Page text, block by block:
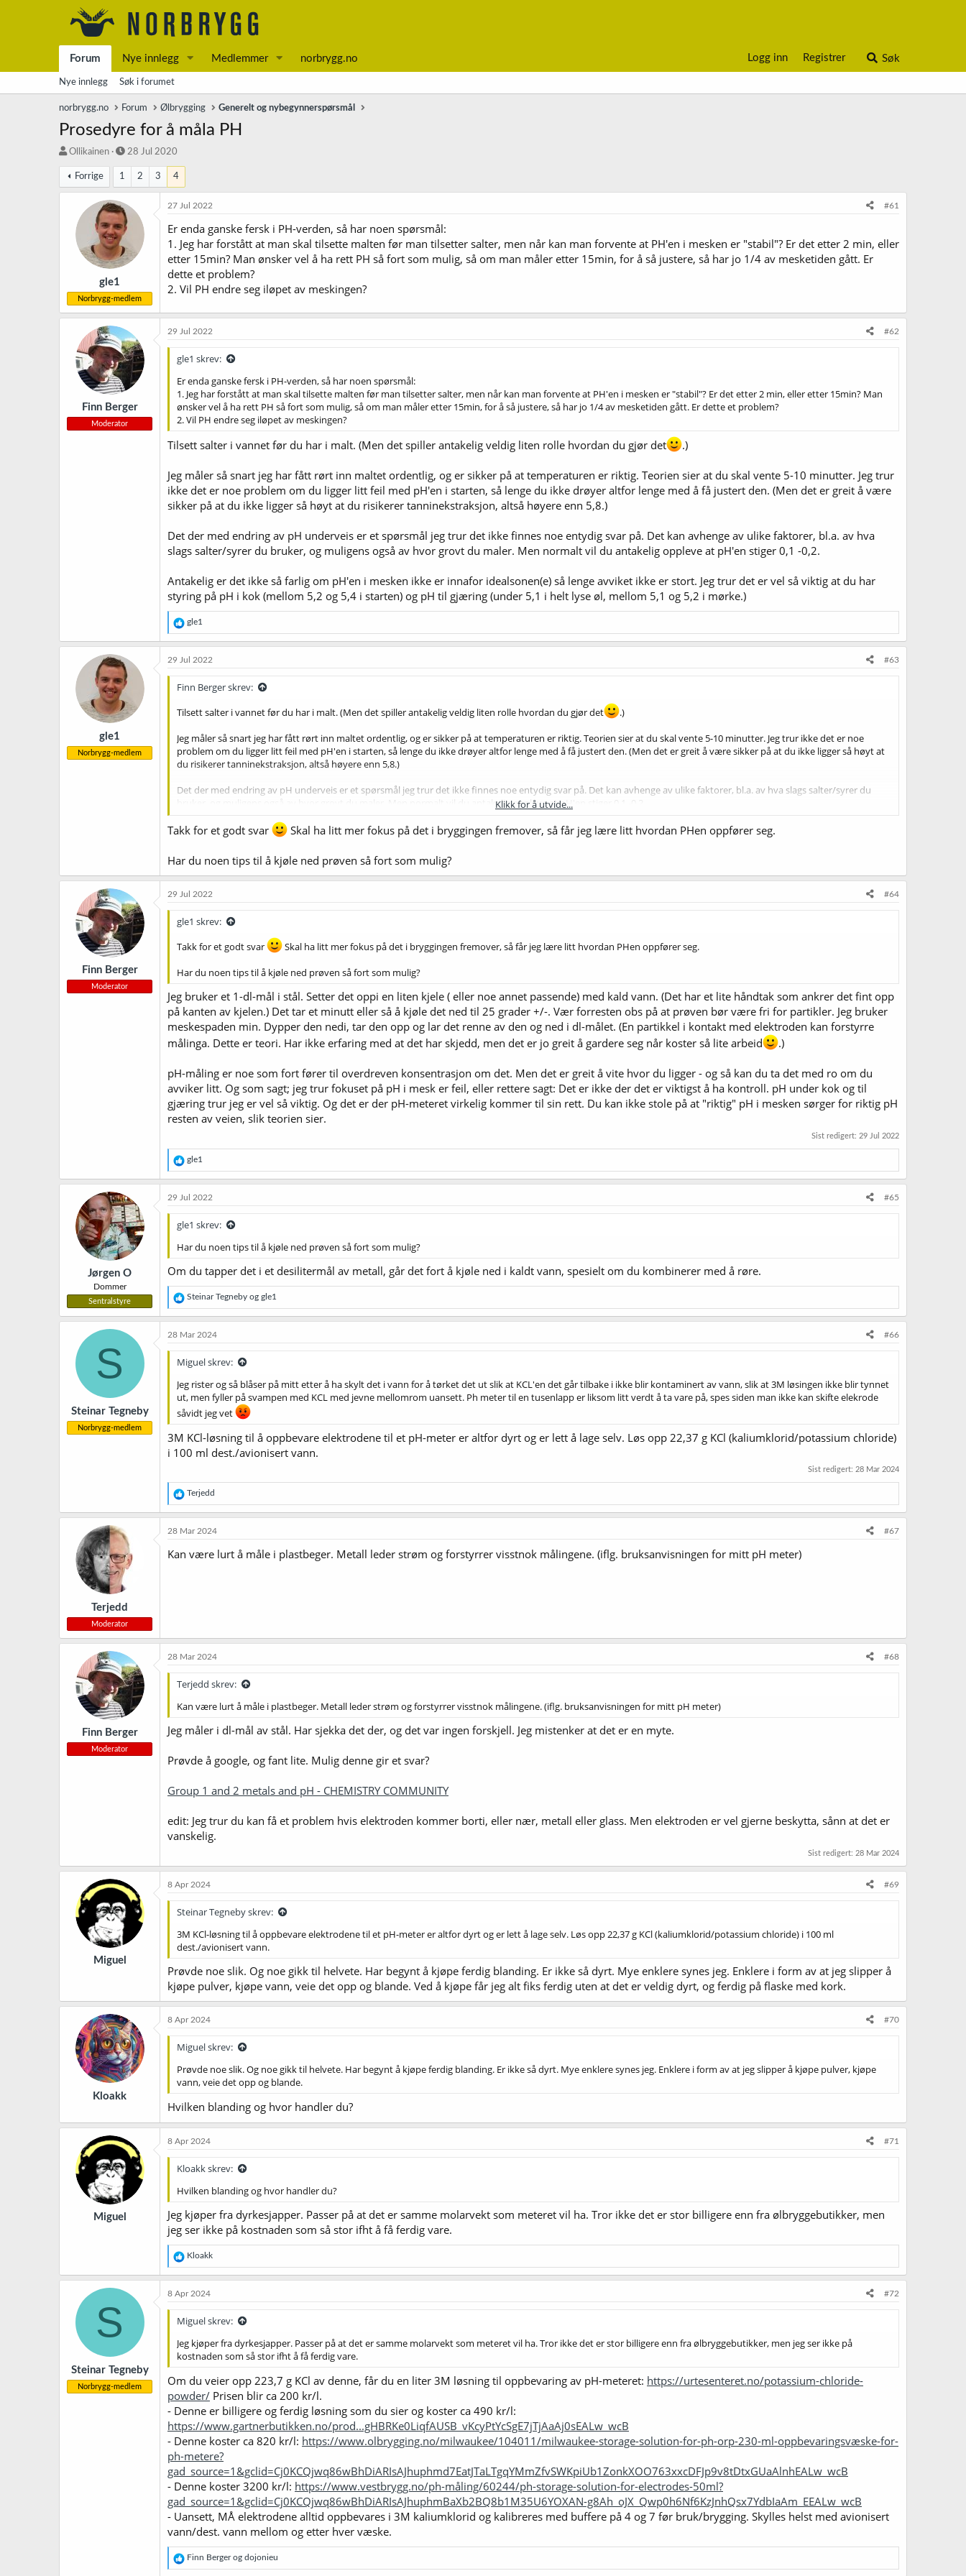
Forum Nye innlegg Medlemmer norbrygg.no Logg inn Registrer Søk
Nye innlegg Søk i forumet
norbrygg.no Forum Ølbrygging Generelt og nybegynnerspørsmål
Prosedyre for å måla PH
T
å
d
Ollikainen
S
r
t
d
a
o
28 Jul 2020
Forrige 1 2 3 4
gle1
Norbrygg-medlem
27 Jul 2022 #61
Er enda ganske fersk i PH-verden, så har noen spørsmål:
1. Jeg har forstått at man skal tilsette malten før man tilsetter salter, men når kan man forvente at PH'en i mesken er "stabil"? Er det etter 2 min, eller
etter 15min? Man ønsker vel å ha rett PH så fort som mulig, så om man måler etter 15min, for å så justere, så har jo 1/4 av mesketiden gått. Er
dette et problem?
2. Vil PH endre seg iløpet av meskingen?
Finn Berger
Moderator
29 Jul 2022 #62
gle1 skrev:
Er enda ganske fersk i PH-verden, så har noen spørsmål:
1. Jeg har forstått at man skal tilsette malten før man tilsetter salter, men når kan man forvente at PH'en i mesken er "stabil"? Er det etter 2 min, eller etter 15min? Man
ønsker vel å ha rett PH så fort som mulig, så om man måler etter 15min, for å så justere, så har jo 1/4 av mesketiden gått. Er dette et problem?
2. Vil PH endre seg iløpet av meskingen?
Tilsett salter i vannet før du har i malt. (Men det spiller antakelig veldig liten rolle hvordan du gjør det .)
Jeg måler så snart jeg har fått rørt inn maltet ordentlig, og er sikker på at temperaturen er riktig. Teorien sier at du skal vente 5-10 minutter. Jeg trur
ikke det er noe problem om du ligger litt feil med pH'en i starten, så lenge du ikke drøyer altfor lenge med å få justert den. (Men det er greit å være
sikker på at du ikke ligger så høyt at du risikerer tanninekstraksjon, altså høyere enn 5,8.)
Det der med endring av pH underveis er et spørsmål jeg trur det ikke finnes noe entydig svar på. Det kan avhenge av ulike faktorer, bl.a. av hva
slags salter/syrer du bruker, og muligens også av hvor grovt du maler. Men normalt vil du antakelig oppleve at pH'en stiger 0,1 -0,2.
Antakelig er det ikke så farlig om pH'en i mesken ikke er innafor idealsonen(e) så lenge avviket ikke er stort. Jeg trur det er vel så viktig at du har
styring på pH i kok (mellom 5,2 og 5,4 i starten) og pH til gjæring (under 5,1 i helt lyse øl, mellom 5,1 og 5,2 i mørke.)
R
e
a
k
j
o
e
:
gle1
gle1
Norbrygg-medlem
29 Jul 2022 #63
Finn Berger skrev:
Tilsett salter i vannet før du har i malt. (Men det spiller antakelig veldig liten rolle hvordan du gjør det
.)
Jeg måler så snart jeg har fått rørt inn maltet ordentlig, og er sikker på at temperaturen er riktig. Teorien sier at du skal vente 5-10 minutter. Jeg trur ikke det er noe
problem om du ligger litt feil med pH'en i starten, så lenge du ikke drøyer altfor lenge med å få justert den. (Men det er greit å være sikker på at du ikke ligger så høyt at
du risikerer tanninekstraksjon, altså høyere enn 5,8.)
Det der med endring av pH underveis er et spørsmål jeg trur det ikke finnes noe entydig svar på. Det kan avhenge av ulike faktorer, bl.a. av hva slags salter/syrer du
bruker, og muligens også av hvor grovt du maler. Men normalt vil du antakelig oppleve at pH'en stiger 0,1 -0,2.
Antakelig er det ikke så farlig om pH'en i mesken ikke er innafor idealsonen(e) så lenge avviket ikke er stort. Jeg trur det er vel så viktig at du har styring på pH i kok
(mellom 5,2 og 5,4 i starten) og pH til gjæring (under 5,1 i helt lyse øl, mellom 5,1 og 5,2 i mørke.)
Klikk for å utvide...
Takk for et godt svar Skal ha litt mer fokus på det i bryggingen fremover, så får jeg lære litt hvordan PHen oppfører seg.
Har du noen tips til å kjøle ned prøven så fort som mulig?
Finn Berger
Moderator
29 Jul 2022 #64
gle1 skrev:
Takk for et godt svar
Skal ha litt mer fokus på det i bryggingen fremover, så får jeg lære litt hvordan PHen oppfører seg.
Har du noen tips til å kjøle ned prøven så fort som mulig?
Jeg bruker et 1-dl-mål i stål. Setter det oppi en liten kjele ( eller noe annet passende) med kald vann. (Det har et lite håndtak som ankrer det fint opp
på kanten av kjelen.) Det tar et minutt eller så å kjøle det ned til 25 grader +/-. Vær forresten obs på at prøven bør være fri for partikler. Jeg bruker
meskespaden min. Dypper den nedi, tar den opp og lar det renne av den og ned i dl-målet. (En partikkel i kontakt med elektroden kan forstyrre
målinga. Dette er teori. Har ikke erfaring med at det har skjedd, men det er jo greit å gardere seg når koster så lite arbeid
.)
pH-måling er noe som fort fører til overdreven konsentrasjon om det. Men det er greit å vite hvor du ligger - og så kan du ta det med ro om du
avviker litt. Og som sagt; jeg trur fokuset på pH i mesk er feil, eller rettere sagt: Det er ikke der det er viktigst å ha kontroll. pH under kok og til
gjæring trur jeg er vel så viktig. Og det er der pH-meteret virkelig kommer til sin rett. Du kan ikke stole på at "riktig" pH i mesken sørger for riktig pH
resten av veien, slik teorien sier.
Sist redigert: 29 Jul 2022
R
e
a
k
j
o
e
gle1
Jørgen O
Dommer
Sentralstyre
29 Jul 2022 #65
gle1 skrev:
Har du noen tips til å kjøle ned prøven så fort som mulig?
Om du tapper det i et desilitermål av metall, går det fort å kjøle ned i kaldt vann, spesielt om du kombinerer med å røre.
R
e
a
k
j
o
e
r
:
Steinar Tegneby og gle1
S
Steinar Tegneby
Norbrygg-medlem
28 Mar 2024 #66
Miguel skrev:
Jeg rister og så blåser på mitt etter å ha skylt det i vann for å tørket det ut slik at KCL'en det går tilbake i ikke blir kontaminert av vann, slik at 3M løsingen ikke blir tynnet
ut, men fyller på svampen med KCL med jevne mellomrom uansett. Ph meter til en tusenlapp er liksom litt verdt å ta vare på, spes siden man ikke kan skifte elekrode
såvidt jeg vet
3M KCl-løsning til å oppbevare elektrodene til et pH-meter er altfor dyrt og er lett å lage selv. Løs opp 22,37 g KCl (kaliumklorid/potassium chloride)
i 100 ml dest./avionisert vann.
Sist redigert: 28 Mar 2024
R
e
a
k
o
Terjedd
Terjedd
Moderator
28 Mar 2024 #67
Kan være lurt å måle i plastbeger. Metall leder strøm og forstyrrer visstnok målingene. (iflg. bruksanvisningen for mitt pH meter)
Finn Berger
Moderator
28 Mar 2024 #68
Terjedd skrev:
Kan være lurt å måle i plastbeger. Metall leder strøm og forstyrrer visstnok målingene. (iflg. bruksanvisningen for mitt pH meter)
Jeg måler i dl-mål av stål. Har sjekka det der, og det var ingen forskjell. Jeg mistenker at det er en myte.
Prøvde å google, og fant lite. Mulig denne gir et svar?
Group 1 and 2 metals and pH - CHEMISTRY COMMUNITY
edit: Jeg trur du kan få et problem hvis elektroden kommer borti, eller nær, metall eller glass. Men elektroden er vel gjerne beskytta, sånn at det er
vanskelig.
Sist redigert: 28 Mar 2024
Miguel
8 Apr 2024 #69
Steinar Tegneby skrev:
3M KCl-løsning til å oppbevare elektrodene til et pH-meter er altfor dyrt og er lett å lage selv. Løs opp 22,37 g KCl (kaliumklorid/potassium chloride) i 100 ml
dest./avionisert vann.
Prøvde noe slik. Og noe gikk til helvete. Har begynt å kjøpe ferdig blanding. Er ikke så dyrt. Mye enklere synes jeg. Enklere i form av at jeg slipper å
kjøpe pulver, kjøpe vann, veie det opp og blande. Ved å kjøpe får jeg alt fiks ferdig uten at det er veldig dyrt, og ferdig på flaske med kork.
Kloakk
8 Apr 2024 #70
Miguel skrev:
Prøvde noe slik. Og noe gikk til helvete. Har begynt å kjøpe ferdig blanding. Er ikke så dyrt. Mye enklere synes jeg. Enklere i form av at jeg slipper å kjøpe pulver, kjøpe
vann, veie det opp og blande.
Hvilken blanding og hvor handler du?
Miguel
8 Apr 2024 #71
Kloakk skrev:
Hvilken blanding og hvor handler du?
Jeg kjøper fra dyrkesjapper. Passer på at det er samme molarvekt som meteret vil ha. Tror ikke det er stor billigere enn fra ølbryggebutikker, men
jeg ser ikke på kostnaden som så stor ifht å få ferdig vare.
R
e
a
j
o
e
r
Kloakk
S
Steinar Tegneby
Norbrygg-medlem
8 Apr 2024 #72
Miguel skrev:
Jeg kjøper fra dyrkesjapper. Passer på at det er samme molarvekt som meteret vil ha. Tror ikke det er stor billigere enn fra ølbryggebutikker, men jeg ser ikke på
kostnaden som så stor ifht å få ferdig vare.
Om du veier opp 223,7 g KCl av denne, får du en liter 3M løsning til oppbevaring av pH-meteret: https://urtesenteret.no/potassium-chloride-
powder/ Prisen blir ca 200 kr/l.
- Denne er billigere og ferdig løsning som du sier og koster ca 490 kr/l:
https://www.gartnerbutikken.no/prod...gHBRKe0LiqfAUSB_vKcyPtYcSgE7jTjAaAj0sEALw_wcB
- Denne koster ca 820 kr/l: https://www.olbrygging.no/milwaukee/104011/milwaukee-storage-solution-for-ph-orp-230-ml-oppbevaringsvæske-for-
ph-metere?
gad_source=1&gclid=Cj0KCQjwq86wBhDiARIsAJhuphmd7EatJTaLTgqYMmZfvSWKpiUb1ZonkXOO763xxcDFJp9v8tDtxGUaAlnhEALw_wcB
- Denne koster 3200 kr/l: https://www.vestbrygg.no/ph-måling/60244/ph-storage-solution-for-electrodes-50ml?
gad_source=1&gclid=Cj0KCQjwq86wBhDiARIsAJhuphmBaXb2BQ8b1M35U6YOXAN-g8Ah_oJX_Qwp0h6Nf6KzJnhQsx7YdbIaAm_EEALw_wcB
- Uansett, MÅ elektrodene alltid oppbevares i 3M kaliumklorid og kalibreres med buffere på 4 og 7 før bruk/brygging. Skylles helst med avionisert
vann/dest. vann mellom og etter hver væske.
R
e
Finn Bergerog dojonieu